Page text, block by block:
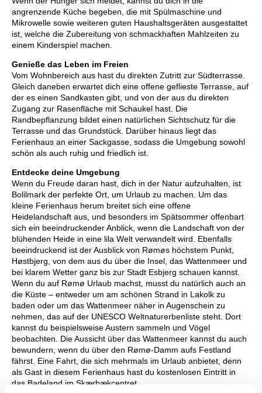
angrenzende Küche begeben, die mit Spülmaschine und
Mikrowelle sowie weiteren guten Haushaltsgeräten ausgestattet
ist, welche die Zubereitung von schmackhaften Mahlzeiten zu
einem Kinderspiel machen.
Genieße das Leben im Freien
Vom Wohnbereich aus hast du direkten Zutritt zur Südterrasse.
Gleich daneben erwartet dich eine offene geflieste Terrasse, auf
der es einen Sandkasten gibt, und von der aus du direkten
Zugang zur Rasenfläche mit Schaukel hast. Die
Randbepflanzung bildet einen natürlichen Sichtschutz für die
Terrasse und das Grundstück. Darüber hinaus liegt das
Ferienhaus an einer Sackgasse, sodass die Umgebung sowohl
schön als auch ruhig und friedlich ist.
Entdecke deine Umgebung
Wenn du Freude daran hast, dich in der Natur aufzuhalten, ist
Bolilmark der perfekte Ort, um Urlaub zu machen. Um das
kleine Ferienhaus herum breitet sich eine offene
Heidelandschaft aus, und besonders im Spätsommer offenbart
sich ein beeindruckender Anblick, wenn die Landschaft von der
blühenden Heide in eine lila Welt verwandelt wird. Ebenfalls
beeindruckend ist der Ausblick von Rømøs höchstem Punkt,
Høstbjerg, von dem aus du über die Insel, das Wattenmeer und
bei klarem Wetter ganz bis zur Stadt Esbjerg schauen kannst.
Wenn du auf Rømø Urlaub machst, musst du natürlich auch an
die Küste – entweder um am schönen Strand in Lakolk zu
baden oder um das Wattenmeer näher in Augenschein zu
nehmen, das auf der UNESCO Weltnaturerbenliste steht. Dort
kannst du beispielsweise Austern sammeln und Vögel
beobachten. Die Aussicht über das Wattenmeer kannst du auch
bewundern, wenn du über den Rømø-Damm aufs Festland
fährst. Eine Fahrt, die sich mehrmals im Urlaub anbietet, denn
als Gast in diesem Ferienhaus hast du kostenlosen Eintritt in
das Badeland im Skærbækcentret.